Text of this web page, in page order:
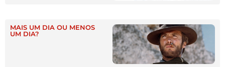
MAIS UM DIA OU MENOS
UM DIA?